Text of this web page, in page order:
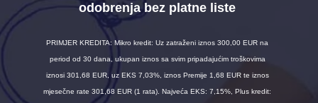
odobrenja bez platne liste
PRIMJER KREDITA: Mikro kredit: Uz zatraženi iznos 300,00 EUR na
period od 30 dana, ukupan iznos sa svim pripadajućim troškovima
iznosi 301,68 EUR, uz EKS 7,03%, iznos Premije 1,68 EUR te iznos
mjesečne rate 301,68 EUR (1 rata). Najveća EKS: 7,15%, Plus kredit: